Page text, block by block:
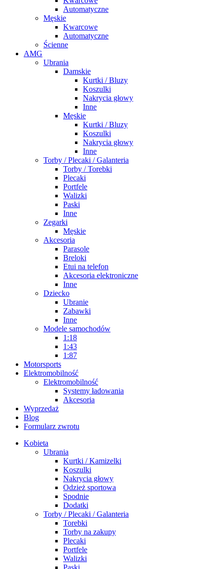
Automatyczne
Męskie
Kwarcowe
Automatyczne
Ścienne
AMG
Ubrania
Damskie
Kurtki / Bluzy
Koszulki
Nakrycia głowy
Inne
Męskie
Kurtki / Bluzy
Koszulki
Nakrycia głowy
Inne
Torby / Plecaki / Galanteria
Torby / Torebki
Plecaki
Portfele
Walizki
Paski
Inne
Zegarki
Męskie
Akcesoria
Parasole
Breloki
Etui na telefon
Akcesoria elektroniczne
Inne
Dziecko
Ubranie
Zabawki
Inne
Modele samochodów
1:18
1:43
1:87
Motorsports
Elektromobilność
Elektromobilność
Systemy ładowania
Akcesoria
Wyprzedaż
Blog
Formularz zwrotu
Kobieta
Ubrania
Kurtki / Kamizelki
Koszulki
Nakrycia głowy
Odzież sportowa
Spodnie
Dodatki
Torby / Plecaki / Galanteria
Torebki
Torby na zakupy
Plecaki
Portfele
Walizki
Paski